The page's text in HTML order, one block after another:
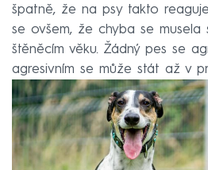
špatně, že na psy takto
se ovšem, že chyba se
štěněcím věku. Žádný pes se
agresivním se může stát až v